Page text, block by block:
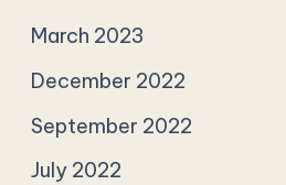
March 2023
December 2022
September 2022
July 2022